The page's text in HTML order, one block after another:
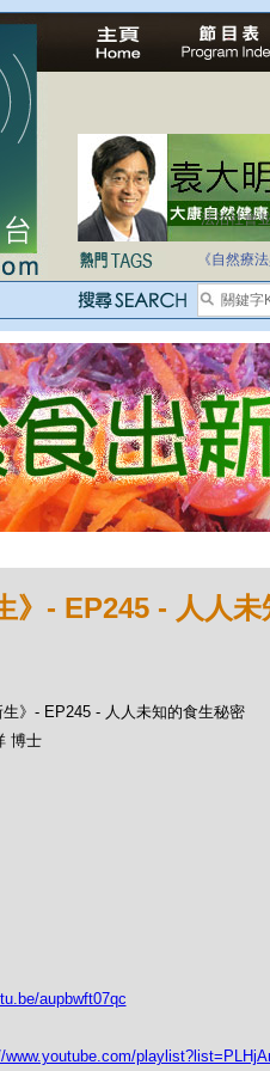
法治社會
自家教育
《自然療法
》- EP245 - 人人
》- EP245 - 人人未知的食生秘密
博士
aupbwft07qc